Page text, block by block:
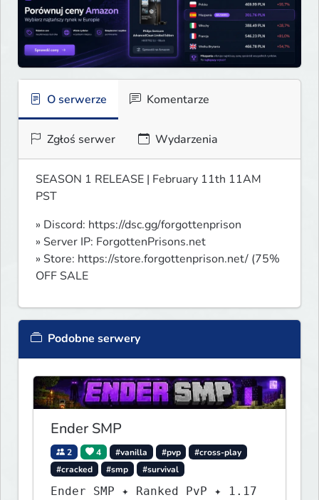
O serwerze Komentarze
Zgłoś serwer Wydarzenia
SEASON 1 RELEASE | February 11th 11AM
PST
» Discord: https://dsc.gg/forgottenprison
» Server IP: ForgottenPrisons.net
» Store: https://store.forgottenprison.net/ (75%
OFF SALE
Podobne serwery
Ender SMP
2 4 #vanilla #pvp
#cross-play
#cracked
#smp #survival
Ender SMP ✦ Ranked PvP ✦ 1.17